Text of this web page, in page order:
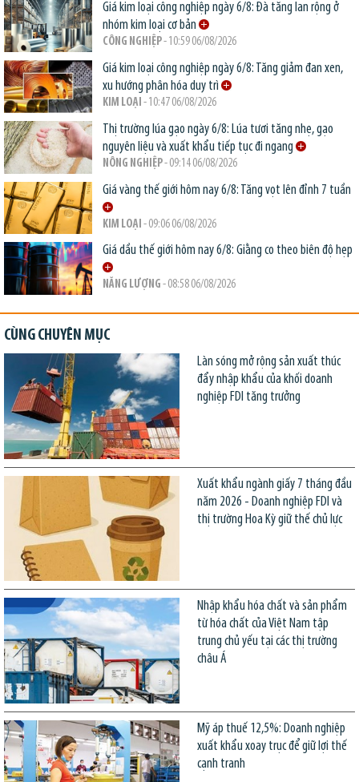
Giá kim loại công nghiệp ngày 6/8: Đà tăng lan rộng ở
nhóm kim loại cơ bản
CÔNG NGHIỆP- 10:59 06/08/2026
Giá kim loại công nghiệp ngày 6/8: Tăng giảm đan xen,
xu hướng phân hóa duy trì
KIM LOẠI - 10:47 06/08/2026
Thị trường lúa gạo ngày 6/8: Lúa tươi tăng nhẹ, gạo
nguyên liệu và xuất khẩu tiếp tục đi ngang
NÔNG NGHIỆP- 09:14 06/08/2026
Giá vàng thế giới hôm nay 6/8: Tăng vọt lên đỉnh 7 tuần
KIM LOẠI - 09:06 06/08/2026
Giá dầu thế giới hôm nay 6/8: Giằng co theo biên độ hẹp
NĂNG LƯỢNG - 08:58 06/08/2026
CÙNG CHUYÊN MỤC
Làn sóng mở rộng sản xuất thúc
đẩy nhập khẩu của khối doanh
nghiệp FDI tăng trưởng
Xuất khẩu ngành giấy 7 tháng đầu
năm 2026 - Doanh nghiệp FDI và
thị trường Hoa Kỳ giữ thế chủ lực
Nhập khẩu hóa chất và sản phẩm
từ hóa chất của Việt Nam tập
trung chủ yếu tại các thị trường
châu Á
Mỹ áp thuế 12,5%: Doanh nghiệp
xuất khẩu xoay trục để giữ lợi thế
cạnh tranh